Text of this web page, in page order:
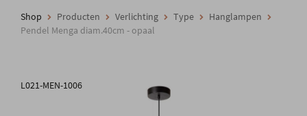
Shop
Shop Producten Verlichting Type
Hanglampen
Pendel Menga diam.40cm - opaal
L021-MEN-1006